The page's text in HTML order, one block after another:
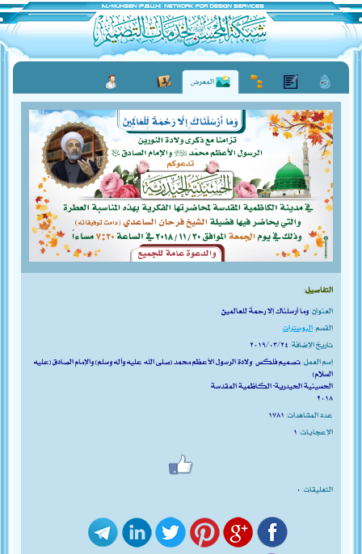
المعرض
التفاصيل:
العنوان:وما أرسلناك إلا رحمةً للعالمين
القسم:البوسترات
تاريخ الإضافة:٢٠١٩/٠٣/٢٤
إسم العمل:تصميم فلكس: ولادة الرسول الأعظم محمّد (صلى الله عليه وآله وسلم) والإمام الصادق (عليه
السلام)
الحسينية الحيدرية- الكاظمية المقدسة
٢٠١٨
عدد المشاهدات:١٧٨١
الإعجابات:١
التعليقات:٠